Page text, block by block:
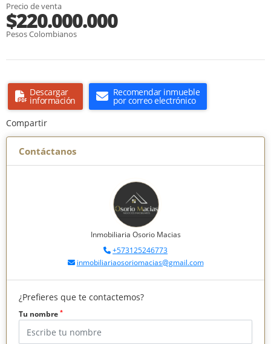
Precio de venta
$220.000.000
Pesos Colombianos
Descargar
información
Recomendar inmueble
por correo electrónico
Compartir
Contáctanos
Inmobiliaria Osorio Macias
+573125246773
inmobiliariaosoriomacias@gmail.com
¿Prefieres que te contactemos?
Tu nombre *